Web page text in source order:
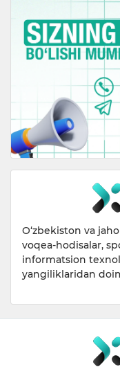
O‘zbekiston va
voqea-hodisalar,
informatsion
yangiliklaridan